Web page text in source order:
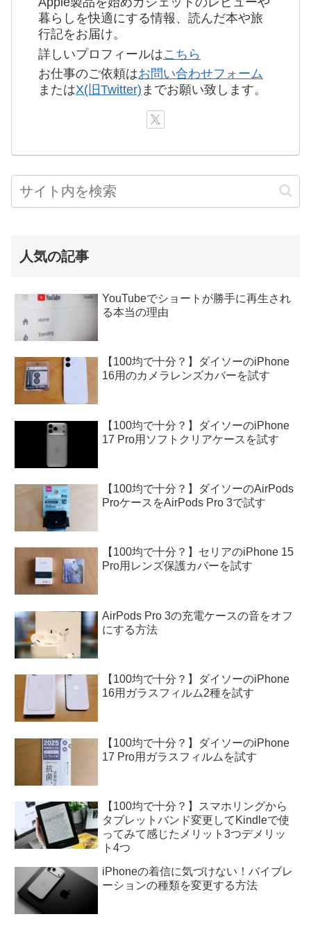
暮らしを快適にする情報、読んだ本や旅
行記をお届け。
詳しいプロフィールはこちら
お仕事のご依頼はお問い合わせフォーム
またはX(旧Twitter) までお願い致します。
人気の記事
YouTubeでショートが勝手に再生され
る本当の理由
【100均で十分？】ダイソーのiPhone
16用のカメラレンズカバーを試す
【100均で十分？】ダイソーのiPhone
17 Pro用ソフトクリアケースを試す
【100均で十分？】ダイソーのAirPods
ProケースをAirPods Pro 3で試す
【100均で十分？】セリアのiPhone 15
Pro用レンズ保護カバーを試す
AirPods Pro 3の充電ケースの音をオフ
にする方法
【100均で十分？】ダイソーのiPhone
16用ガラスフィルム2種を試す
【100均で十分？】ダイソーのiPhone
17 Pro用ガラスフィルムを試す
【100均で十分？】スマホリングから
タブレットバンド変更してKindleで使
ってみて感じたメリット3つデメリッ
ト4つ
iPhoneの着信に気づけない！バイブレ
ーションの種類を変更する方法